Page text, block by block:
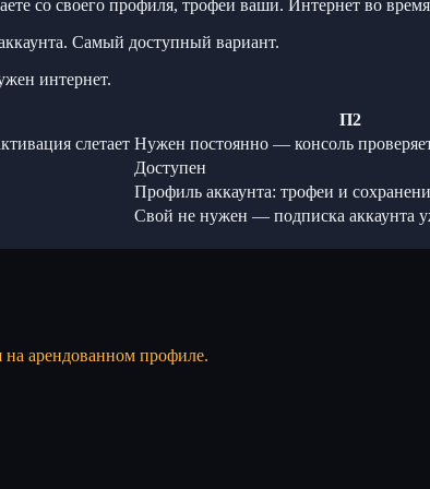
со своего профиля, трофеи ваши. Интернет во
Самый доступный вариант.
интернет.
П2
слетает Нужен постоянно — консоль
Доступен
Профиль аккаунта: трофеи и
Свой не нужен — подписка аккаунта
арендованном профиле.